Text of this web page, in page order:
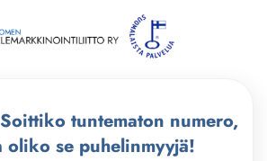
Soittiko tuntematon numero,
oliko se puhelinmyyjä!